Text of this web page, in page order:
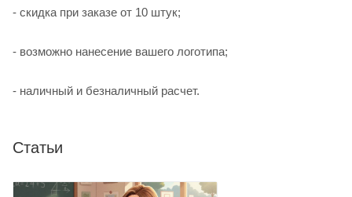
- скидка при заказе от 10 штук;
- возможно нанесение вашего логотипа;
- наличный и безналичный расчет.
Статьи